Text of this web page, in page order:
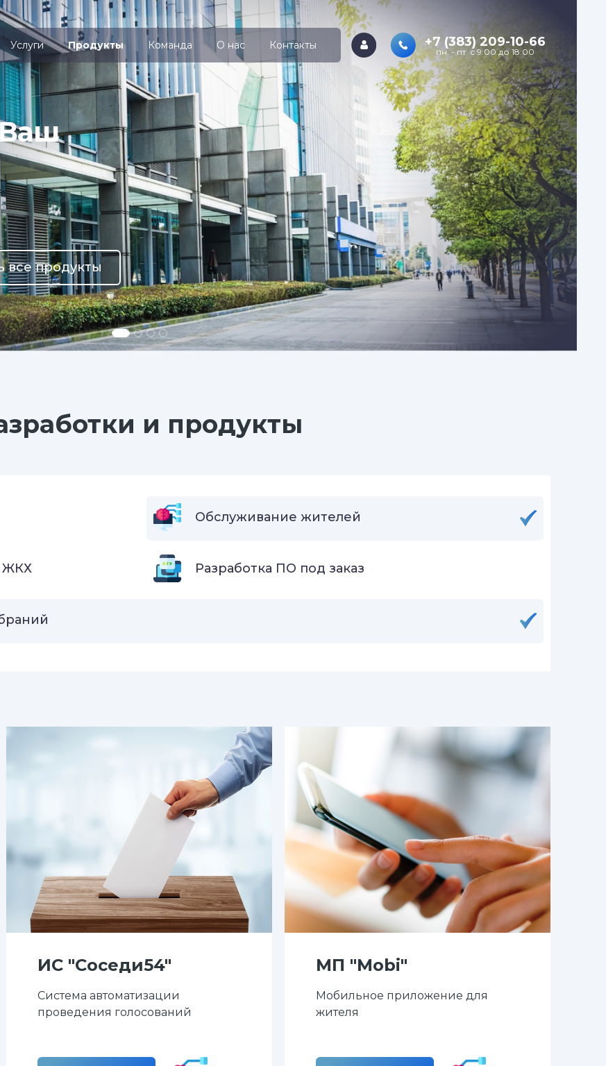
Услуги Продукты Команда О нас Контакты +7 (383) 209-10-66
пн. - пт. с 9:00 до 18:00
Мы знаем как
автоматизировать Ваш
бизнес
Разработка, внедрение и сопровождение
программ для ЖКХ и не только...
Заказать расчёт цены Смотреть все продукты
и продукты
Обслуживание жителей
ЖКХ Разработка ПО под заказ
ИС "Соседи54"
Система автоматизации
проведения голосований
МП "Mobi"
Мобильное приложение для
жителя